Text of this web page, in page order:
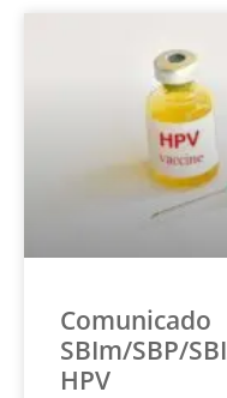
Comunicado
SBIm/SBP/
HPV